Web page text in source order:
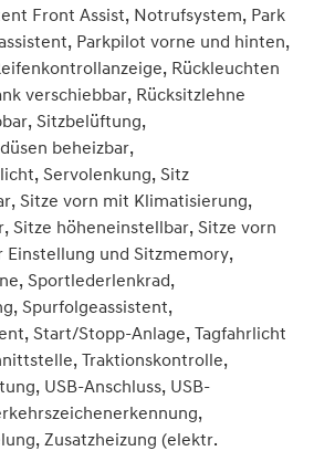
Front Assist, Notrufsystem, Park
Parkpilot vorne und hinten,
Rückleuchten
verschiebbar, Rücksitzlehne
Sitzbelüftung,
beheizbar,
Servolenkung, Sitz
Sitze vorn mit Klimatisierung,
Sitze höheneinstellbar, Sitze vorn
und Sitzmemory,
Sportlederlenkrad,
Spurfolgeassistent,
Start/Stopp-Anlage, Tagfahrlicht
Traktionskontrolle,
USB-Anschluss, USB-
Zusatzheizung (elektr.